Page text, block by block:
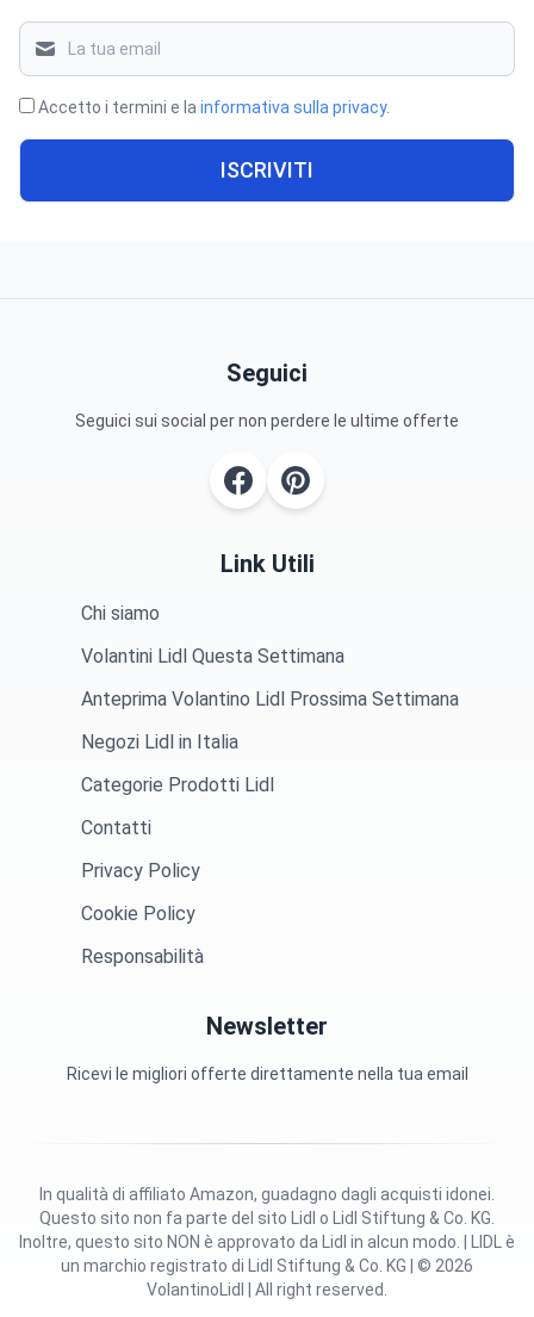
Accetto i termini e la informativa sulla privacy.
ISCRIVITI
Seguici
Seguici sui social per non perdere le ultime offerte
Link Utili
Chi siamo
Volantini Lidl Questa Settimana
Anteprima Volantino Lidl Prossima Settimana
Negozi Lidl in Italia
Categorie Prodotti Lidl
Contatti
Privacy Policy
Cookie Policy
Responsabilità
Newsletter
Ricevi le migliori offerte direttamente nella tua email
Questo sito non fa parte del sito Lidl o Lidl Stiftung & Co. KG.
Inoltre, questo sito NON è approvato da Lidl in alcun modo. | LIDL è
un marchio registrato di Lidl Stiftung & Co. KG | © 2026
VolantinoLidl | All right reserved.
In qualità di affiliato Amazon, guadagno dagli acquisti idonei.